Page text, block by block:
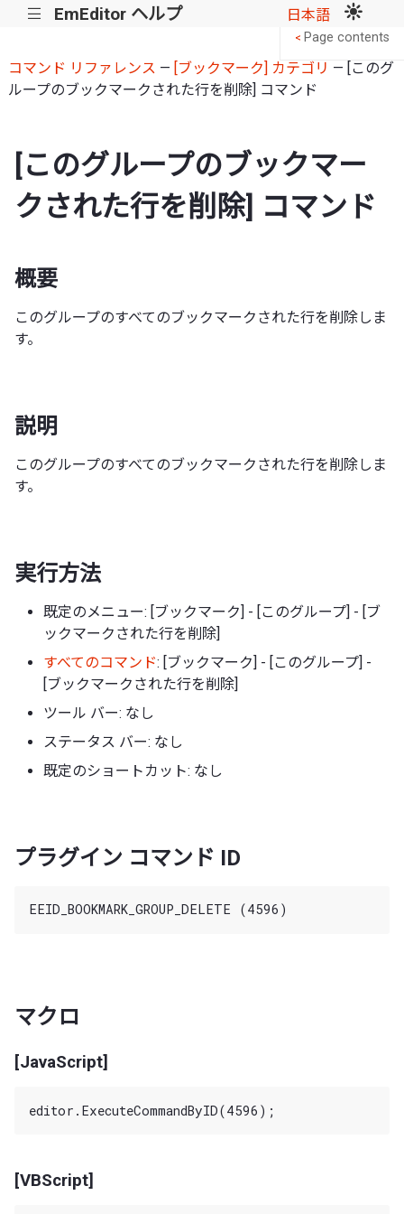
||| EmEditor ヘルプ 日本語
コマンド リファレンス — [ブックマーク] カテゴリ — [このグ
ループのブックマークされた行を削除] コマンド
[このグループのブックマー
クされた行を削除] コマンド
概要
このグループのすべてのブックマークされた行を削除しま
す。
説明
このグループのすべてのブックマークされた行を削除しま
す。
実行方法
既定のメニュー: [ブックマーク] - [このグループ] - [ブ
ックマークされた行を削除]
すべてのコマンド: [ブックマーク] - [このグループ] -
[ブックマークされた行を削除]
ツール バー: なし
ステータス バー: なし
既定のショートカット: なし
プラグイン コマンド ID
マクロ
[JavaScript]
[VBScript]
< Page contents